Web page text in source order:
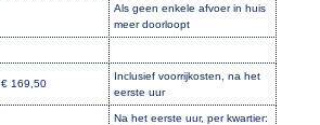
Als geen enkele afvoer in huis
meer doorloopt
€ 169,50
Inclusief voorrijkosten, na het
eerste uur
Na het eerste uur, per kwartier: